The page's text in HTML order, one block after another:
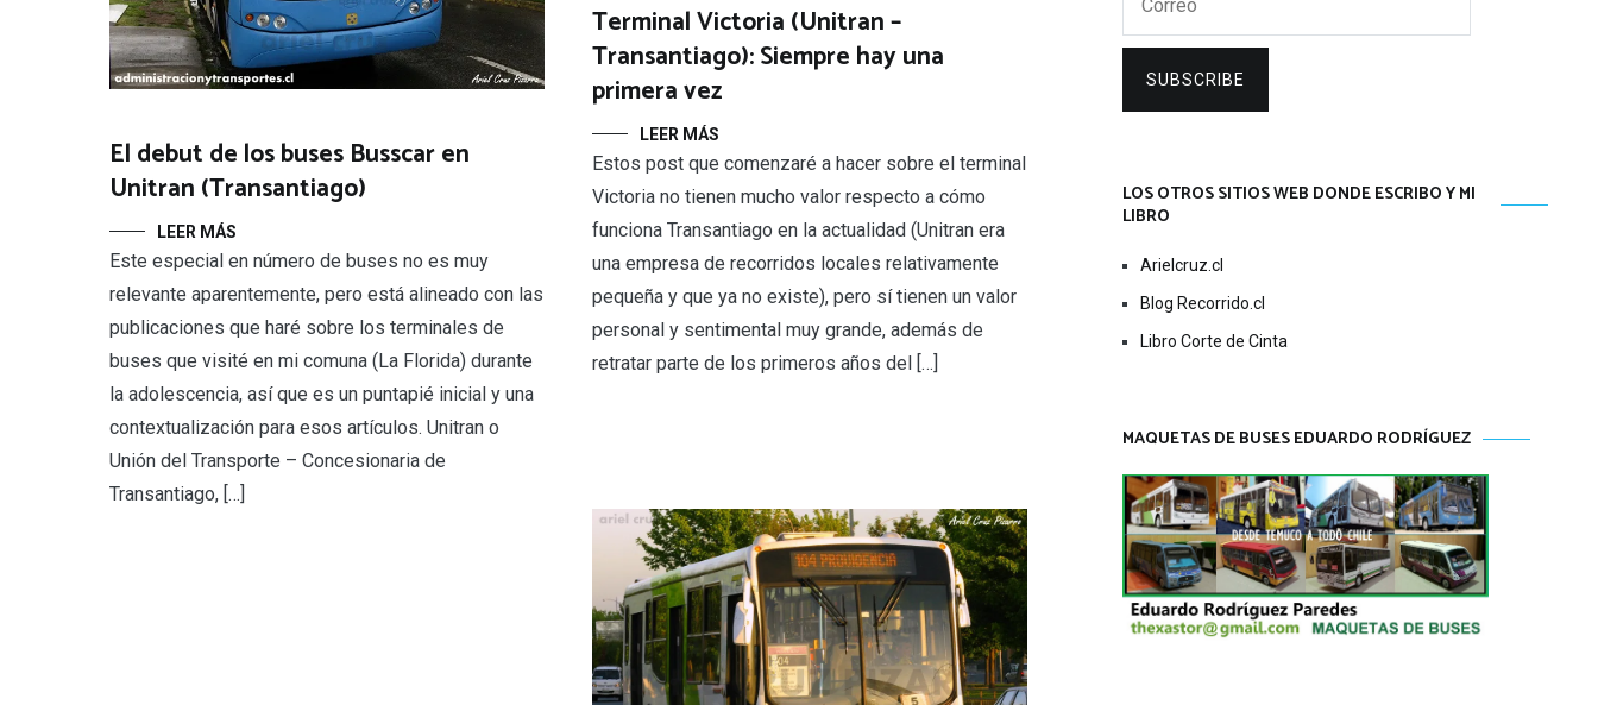
Terminal Victoria (Unitran –
Transantiago): Siempre hay una
primera vez
LEER MÁS
Estos post que comenzaré a hacer sobre el terminal
Victoria no tienen mucho valor respecto a cómo
funciona Transantiago en la actualidad (Unitran era
una empresa de recorridos locales relativamente
pequeña y que ya no existe), pero sí tienen un valor
personal y sentimental muy grande, además de
retratar parte de los primeros años del […]
El debut de los buses Busscar en
Unitran (Transantiago)
LEER MÁS
Este especial en número de buses no es muy
relevante aparentemente, pero está alineado con las
publicaciones que haré sobre los terminales de
buses que visité en mi comuna (La Florida) durante
la adolescencia, así que es un puntapié inicial y una
contextualización para esos artículos. Unitran o
Unión del Transporte – Concesionaria de
Transantiago, […]
SUBSCRIBE
LOS OTROS SITIOS WEB DONDE ESCRIBO Y MI
LIBRO
Arielcruz.cl
Blog Recorrido.cl
Libro Corte de Cinta
MAQUETAS DE BUSES EDUARDO RODRÍGUEZ